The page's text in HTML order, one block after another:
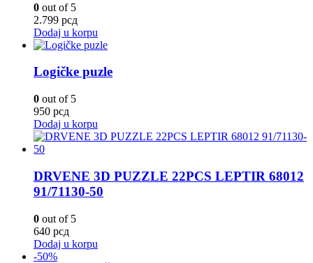
0 out of 5
2.799 рсд
Dodaj u korpu
Logičke puzle
0 out of 5
950 рсд
Dodaj u korpu
DRVENE 3D PUZZLE 22PCS LEPTIR 68012
91/71130-50
0 out of 5
640 рсд
Dodaj u korpu
-50%